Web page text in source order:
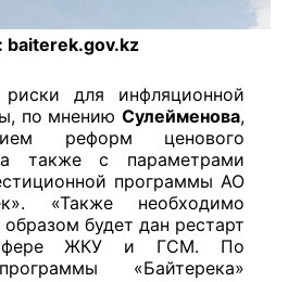
baiterek.gov.kz
риски для инфляционной
по мнению Сулейменова,
реформ ценового
а также с параметрами
программы АО
«Также необходимо
будет дан рестарт
ЖКУ и ГСМ. По
«Байтерека»